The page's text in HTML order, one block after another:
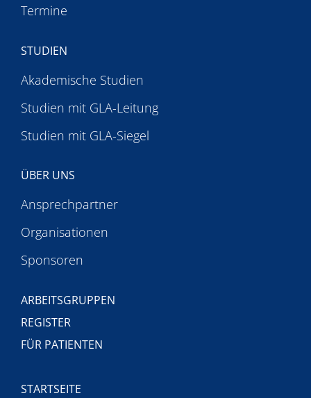
Termine
STUDIEN
Akademische Studien
Studien mit GLA-Leitung
Studien mit GLA-Siegel
ÜBER UNS
Ansprechpartner
Organisationen
Sponsoren
ARBEITSGRUPPEN
REGISTER
FÜR PATIENTEN
STARTSEITE